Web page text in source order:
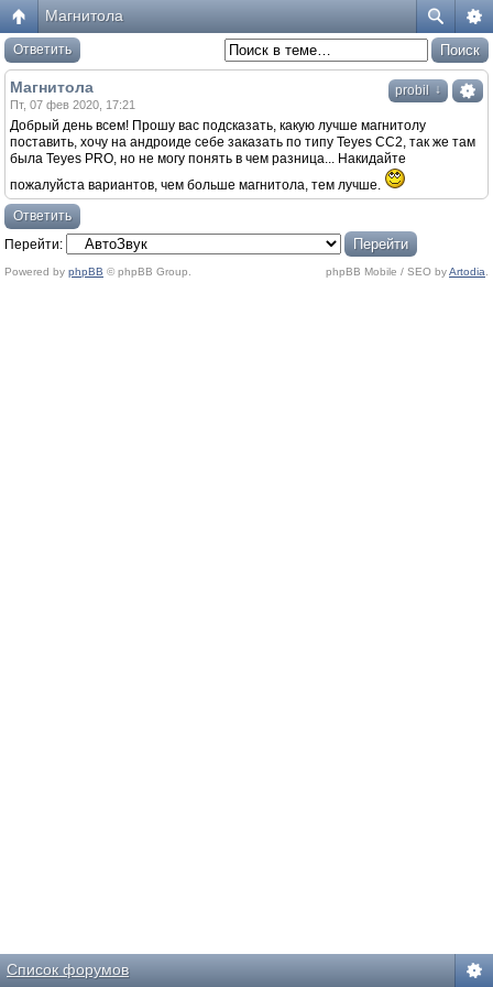
Магнитола
Ответить
probil ↓
Магнитола
Пт, 07 фев 2020, 17:21
Добрый день всем! Прошу вас подсказать, какую лучше магнитолу
поставить, хочу на андроиде себе заказать по типу Teyes CC2, так же там
была Teyes PRO, но не могу понять в чем разница... Накидайте
пожалуйста вариантов, чем больше магнитола, тем лучше.
Ответить
Перейти:
Powered by phpBB © phpBB Group. phpBB Mobile / SEO byArtodia
Список форумов